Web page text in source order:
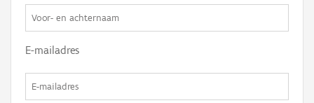
E-mailadres